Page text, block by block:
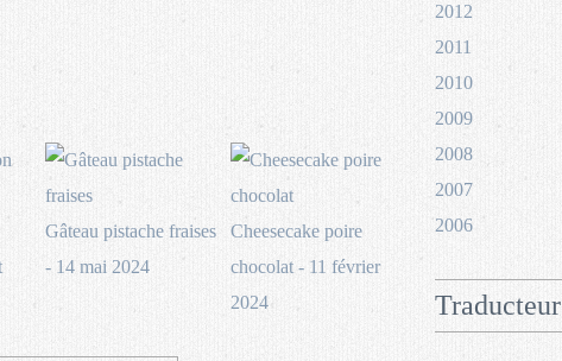
Gâteau pistache fraises
- 14 mai 2024
Cheesecake poire
chocolat - 11 février
2024
2012
2011
2010
2009
2008
2007
2006
Traducteur